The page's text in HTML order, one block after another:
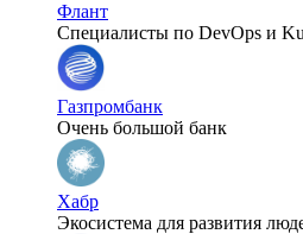
Флант
Специалисты по DevOps и
Газпромбанк
Очень большой банк
Хабр
Экосистема для развития